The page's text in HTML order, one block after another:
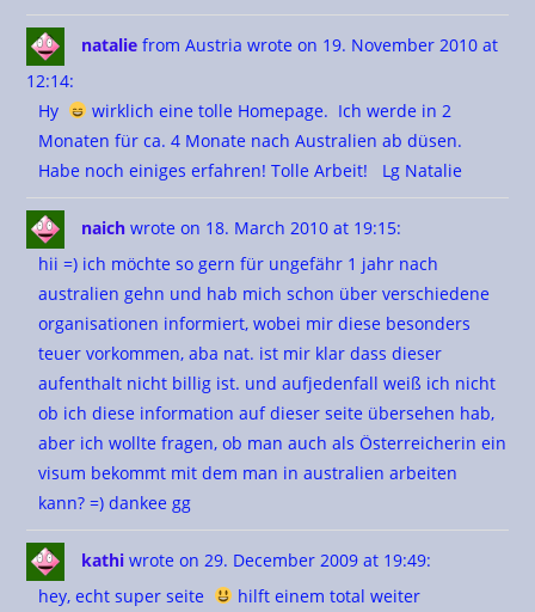
natalie from Austria wrote on 19. November 2010 at
12:14:
Hy
wirklich eine tolle Homepage. Ich werde in 2
Monaten für ca. 4 Monate nach Australien ab düsen.
Habe noch einiges erfahren! Tolle Arbeit! Lg Natalie
naich wrote on 18. March 2010 at 19:15:
hii =) ich möchte so gern für ungefähr 1 jahr nach
australien gehn und hab mich schon über verschiedene
organisationen informiert, wobei mir diese besonders
teuer vorkommen, aba nat. ist mir klar dass dieser
aufenthalt nicht billig ist. und aufjedenfall weiß ich nicht
ob ich diese information auf dieser seite übersehen hab,
aber ich wollte fragen, ob man auch als Österreicherin ein
visum bekommt mit dem man in australien arbeiten
kann? =) dankee gg
kathi wrote on 29. December 2009 at 19:49:
hey, echt super seite
hilft einem total weiter